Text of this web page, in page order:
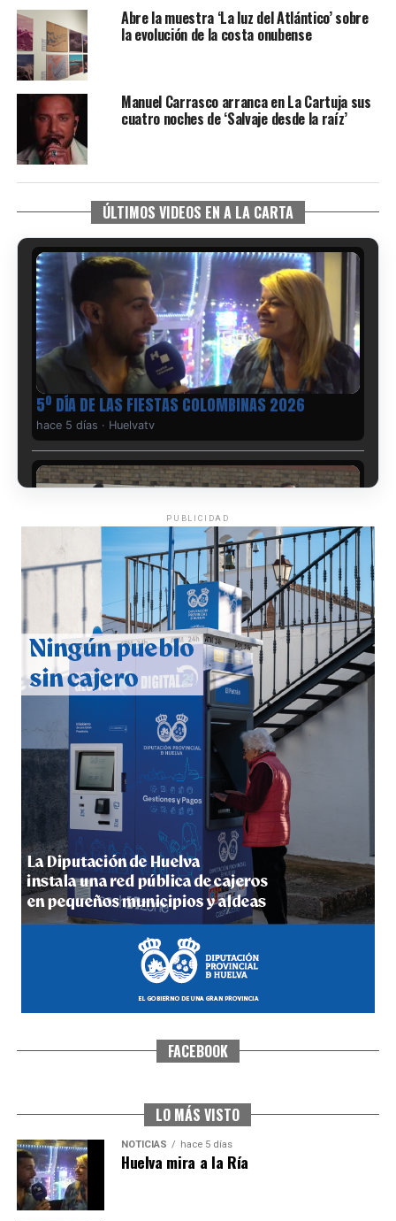
Abre la muestra ‘La luz del Atlántico’ sobre
la evolución de la costa onubense
Manuel Carrasco arranca en La Cartuja sus
cuatro noches de ‘Salvaje desde la raíz’
ÚLTIMOS VIDEOS EN A LA CARTA
5º DÍA DE LAS FIESTAS COLOMBINAS 2026
hace 5 días · Huelvatv
CUARTA CORRIDA DE LAS FIESTAS COLOMBINAS
2026
hace 5 días·Huelvatv
4º DÍA DE LAS FIESTAS COLOMBINAS 2026
hace 6 días·Huelvatv
SEXTA CORRIDA DE LAS FIESTAS COLOMBINAS
PUBLICIDAD
FACEBOOK
LO MÁS VISTO
NOTICIAS hace 5 días
Huelva mira a la Ría